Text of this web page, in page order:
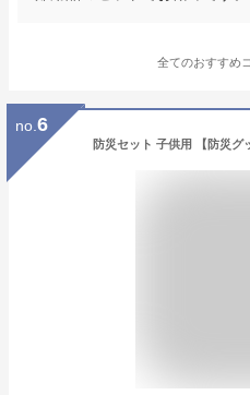
全てのおすすめ
no. 6
防災セット 子供用 【防災